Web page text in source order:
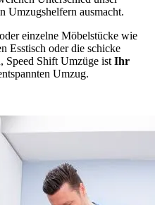
Umzugshelfern ausmacht.
einzelne Möbelstücke wie
Esstisch oder die schicke
Speed Shift Umzüge ist Ihr
Umzug.